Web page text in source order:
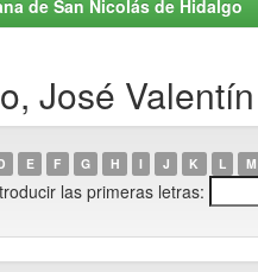
de San Nicolás de Hidalgo
José Valentín
E F G H I J K L M
las primeras letras: